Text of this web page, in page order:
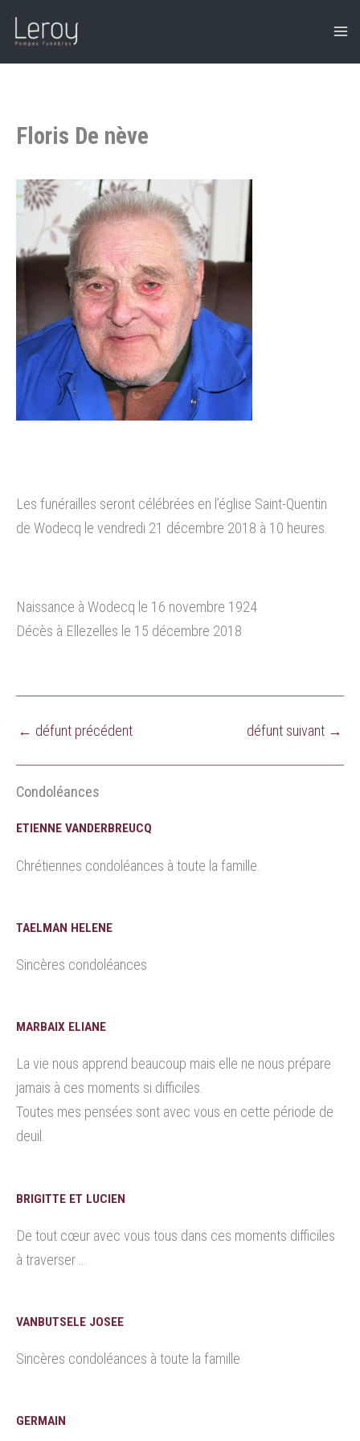
Floris De nève
Les funérailles seront célébrées en l’église Saint-Quentin
de Wodecq le vendredi 21 décembre 2018 à 10 heures.
Naissance à Wodecq le 16 novembre 1924
Décès à Ellezelles le 15 décembre 2018
← défunt précédent défunt suivant →
Condoléances
ETIENNE VANDERBREUCQ
Chrétiennes condoléances à toute la famille.
TAELMAN HELENE
Sincères condoléances
MARBAIX ELIANE
La vie nous apprend beaucoup mais elle ne nous prépare
jamais à ces moments si difficiles.
Toutes mes pensées sont avec vous en cette période de
deuil.
BRIGITTE ET LUCIEN
De tout cœur avec vous tous dans ces moments difficiles
à traverser …
VANBUTSELE JOSEE
Sincères condoléances à toute la famille
GERMAIN